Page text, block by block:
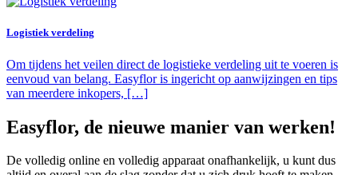
Logistiek verdeling
Om tijdens het veilen direct de logistieke verdeling uit te voeren is
eenvoud van belang. Easyflor is ingericht op aanwijzingen en tips
van meerdere inkopers, […]
Easyflor, de nieuwe manier van werken!
De volledig online en volledig apparaat onafhankelijk, u kunt dus